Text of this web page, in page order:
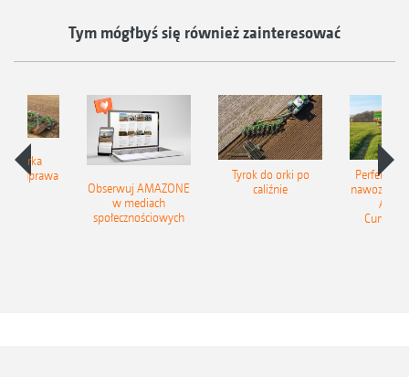
Tym mógłbyś się również zainteresować
– uprawa
Obserwuj AMAZONE
w mediach
społecznościowych
Tyrok do orki po
caliźnie
nawozu na